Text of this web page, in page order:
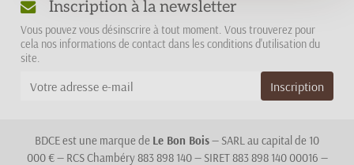
Inscription à la newsletter
Vous pouvez vous désinscrire à tout moment. Vous trouverez pour
cela nos informations de contact dans les conditions d'utilisation du
site.
BDCE est une marque de Le Bon Bois— SARL au capital de 10
000 € — RCS Chambéry 883 898 140 — SIRET 883 898 140 00016 —